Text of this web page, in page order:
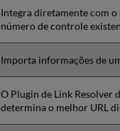
Integra diretamente com
número de controle
Importa informações de
O Plugin de Link Resolver
determina o melhor URL